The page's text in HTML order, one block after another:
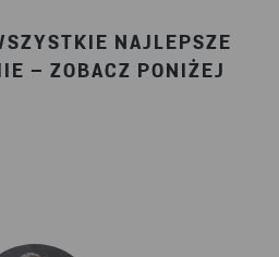
NAJLEPSZE
– ZOBACZ PONIŻEJ